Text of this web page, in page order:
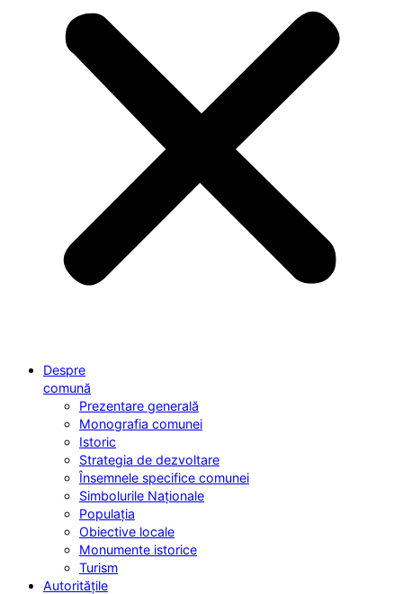
Despre
comună
Prezentare generală
Monografia comunei
Istoric
Strategia de dezvoltare
Însemnele specifice comunei
Simbolurile Naționale
Populația
Obiective locale
Monumente istorice
Turism
Autoritățile